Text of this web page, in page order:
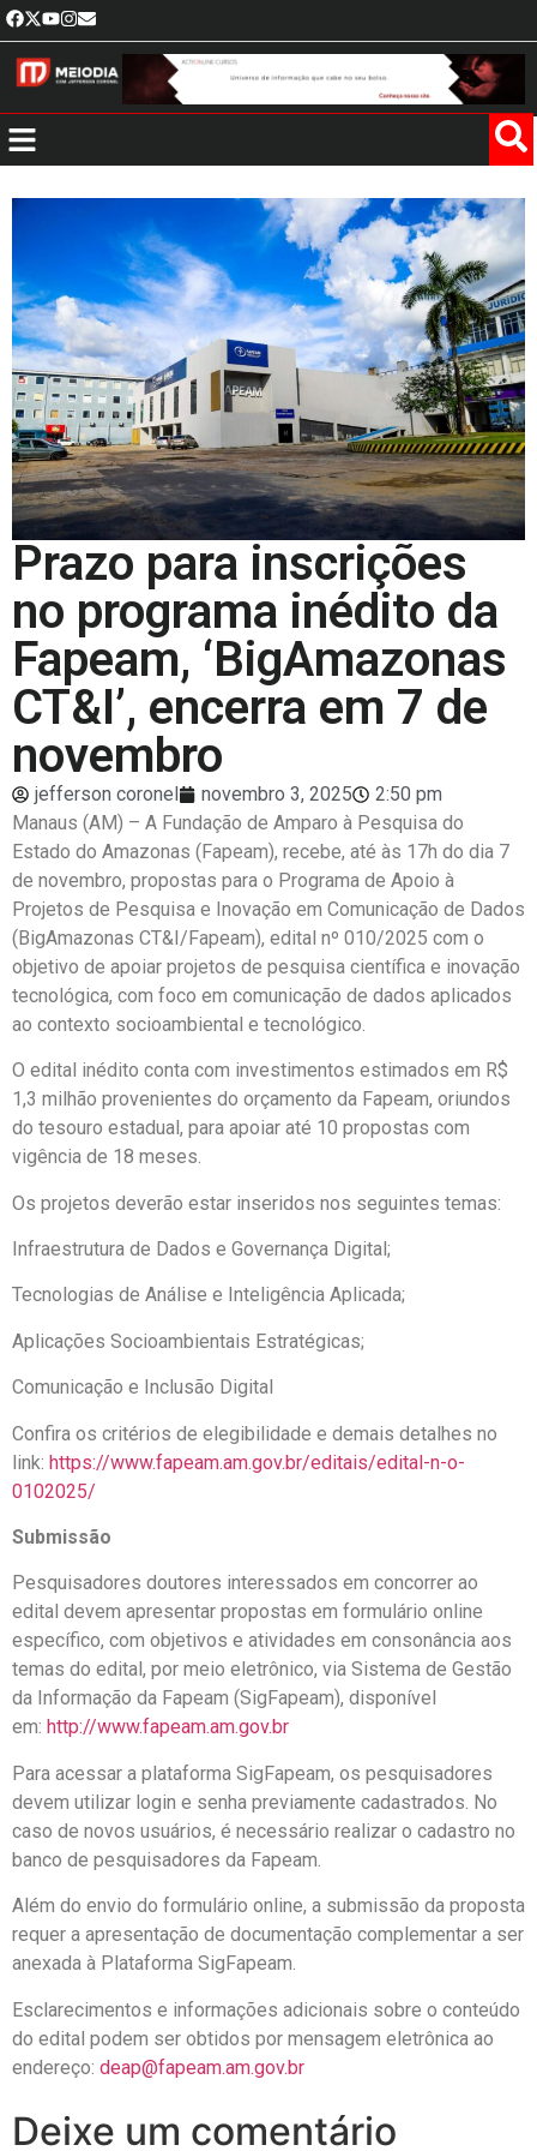
Prazo para inscrições
no programa inédito da
Fapeam, ‘BigAmazonas
CT&I’, encerra em 7 de
novembro
jefferson coronel novembro 3, 2025
2:50 pm
Manaus (AM) – A Fundação de Amparo à Pesquisa do
Estado do Amazonas (Fapeam), recebe, até às 17h do dia 7
de novembro, propostas para o Programa de Apoio à
Projetos de Pesquisa e Inovação em Comunicação de Dados
(BigAmazonas CT&I/Fapeam), edital nº 010/2025 com o
objetivo de apoiar projetos de pesquisa científica e inovação
tecnológica, com foco em comunicação de dados aplicados
ao contexto socioambiental e tecnológico.
O edital inédito conta com investimentos estimados em R$
1,3 milhão provenientes do orçamento da Fapeam, oriundos
do tesouro estadual, para apoiar até 10 propostas com
vigência de 18 meses.
Os projetos deverão estar inseridos nos seguintes temas:
Infraestrutura de Dados e Governança Digital;
Tecnologias de Análise e Inteligência Aplicada;
Aplicações Socioambientais Estratégicas;
Comunicação e Inclusão Digital
Confira os critérios de elegibilidade e demais detalhes no
link: https://www.fapeam.am.gov.br/editais/edital-n-o-
0102025/
Submissão
Pesquisadores doutores interessados em concorrer ao
edital devem apresentar propostas em formulário online
específico, com objetivos e atividades em consonância aos
temas do edital, por meio eletrônico, via Sistema de Gestão
da Informação da Fapeam (SigFapeam), disponível
em: http://www.fapeam.am.gov.br
Para acessar a plataforma SigFapeam, os pesquisadores
devem utilizar login e senha previamente cadastrados. No
caso de novos usuários, é necessário realizar o cadastro no
banco de pesquisadores da Fapeam.
Além do envio do formulário online, a submissão da proposta
requer a apresentação de documentação complementar a ser
anexada à Plataforma SigFapeam.
Esclarecimentos e informações adicionais sobre o conteúdo
do edital podem ser obtidos por mensagem eletrônica ao
endereço: deap@fapeam.am.gov.br
Deixe um comentário